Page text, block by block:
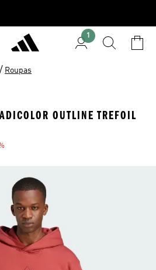
1
/ Roupas
OUTLINE TREFOIL